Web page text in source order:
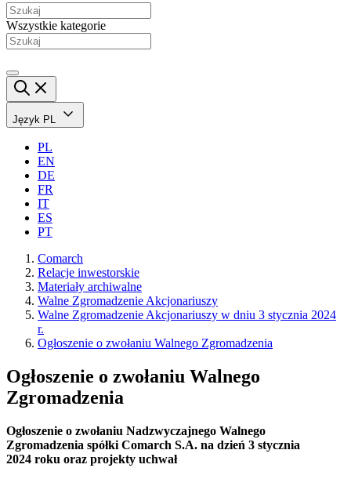
Wszystkie kategorie
Język PL
PL
EN
DE
FR
IT
ES
PT
Comarch
Relacje inwestorskie
Materiały archiwalne
Walne Zgromadzenie Akcjonariuszy
Walne Zgromadzenie Akcjonariuszy w dniu 3 stycznia 2024
r.
Ogłoszenie o zwołaniu Walnego Zgromadzenia
Ogłoszenie o zwołaniu Walnego
Zgromadzenia
Ogłoszenie o zwołaniu Nadzwyczajnego Walnego
Zgromadzenia spółki Comarch S.A. na dzień 3 stycznia
2024 roku oraz projekty uchwał